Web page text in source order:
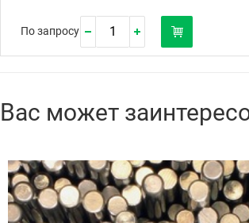
По запросу
Вас может